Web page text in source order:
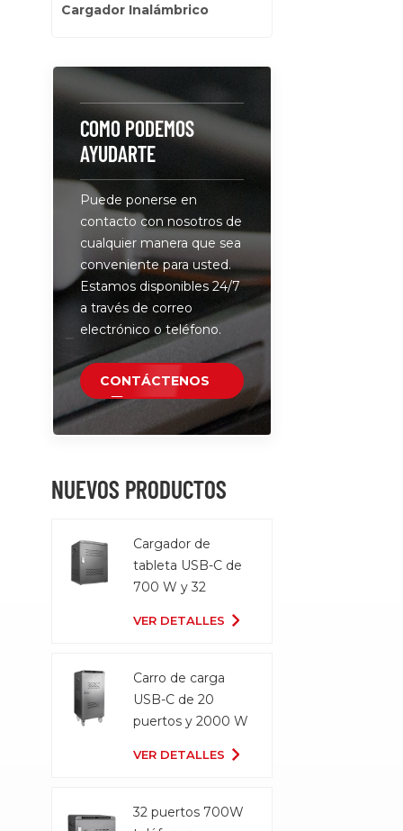
Cargador Inalámbrico
COMO PODEMOS
AYUDARTE
Puede ponerse en
contacto con nosotros de
cualquier manera que sea
conveniente para usted.
Estamos disponibles 24/7
a través de correo
electrónico o teléfono.
CONTÁCTENOS
NUEVOS PRODUCTOS
Cargador de
tableta USB-C de
700 W y 32
VER DETALLES
Carro de carga
USB-C de 20
puertos y 2000 W
VER DETALLES
32 puertos 700W